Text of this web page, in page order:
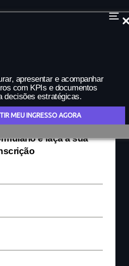
MEU INGRESSO AGORA
apresentar e acompanhar
com KPIs e documentos
decisões estratégicas.
efaça a sua